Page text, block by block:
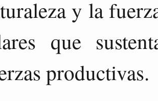
y la
que
productivas.